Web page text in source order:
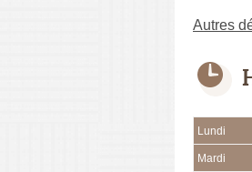
Autres
Lundi
Mardi